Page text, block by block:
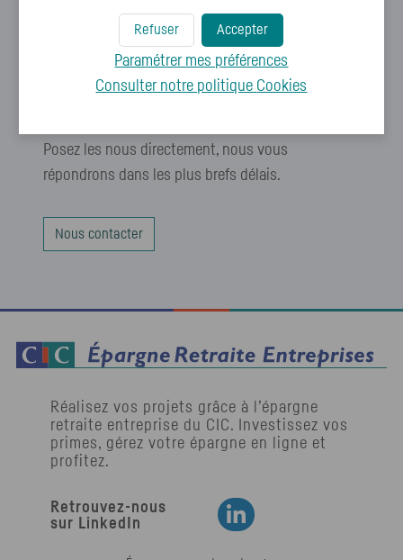
Vous ne trouvez pas de
réponses à vos questions ?
Posez les nous directement, nous vous
répondrons dans les plus brefs délais.
Nous contacter
Réalisez vos projets grâce à l’épargne
retraite entreprise du CIC. Investissez vos
primes, gérez votre épargne en ligne et
profitez.
Retrouvez-nous
sur LinkedIn
Retrouvez-nous sur LinkedIn
Accepter
Refuser
Paramétrer mes préférences
Consulter notre politique Cookies